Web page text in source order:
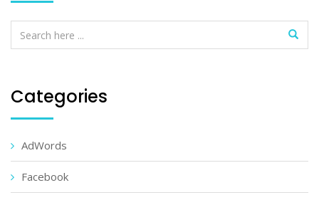
Categories
AdWords
Facebook